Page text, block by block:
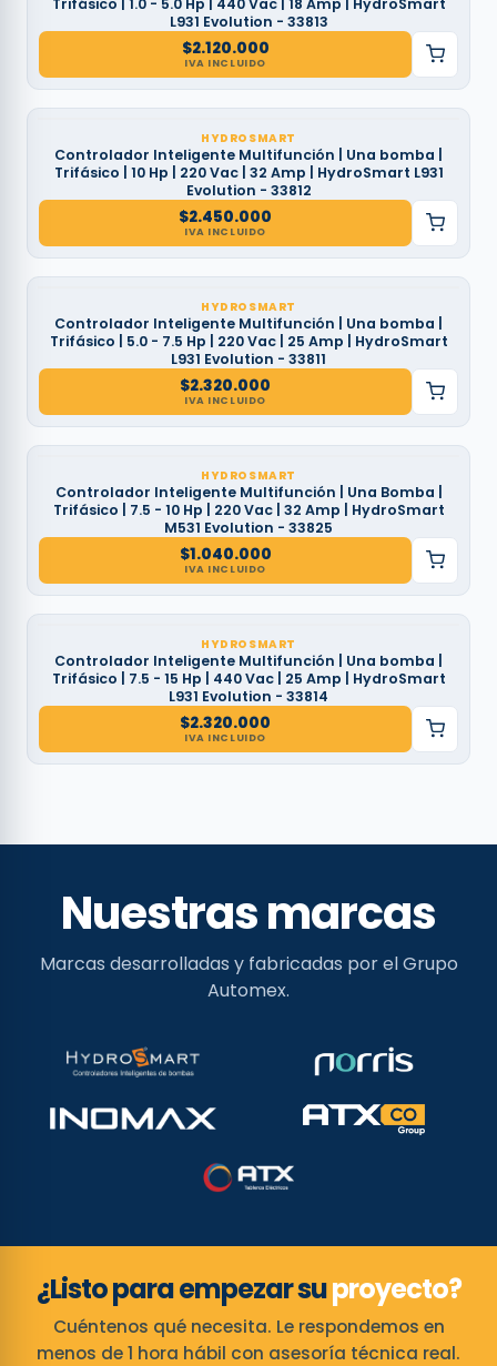
L931 Evolution - 33813
$2.120.000
IVA INCLUIDO
HYDROSMART
Controlador Inteligente Multifunción | Una bomba |
Trifásico | 10 Hp | 220 Vac | 32 Amp | HydroSmart L931
Evolution - 33812
$2.450.000
IVA INCLUIDO
HYDROSMART
Controlador Inteligente Multifunción | Una bomba |
Trifásico | 5.0 - 7.5 Hp | 220 Vac | 25 Amp | HydroSmart
L931 Evolution - 33811
$2.320.000
IVA INCLUIDO
HYDROSMART
Controlador Inteligente Multifunción | Una Bomba |
Trifásico | 7.5 - 10 Hp | 220 Vac | 32 Amp | HydroSmart
M531 Evolution - 33825
$1.040.000
IVA INCLUIDO
HYDROSMART
Controlador Inteligente Multifunción | Una bomba |
Trifásico | 7.5 - 15 Hp | 440 Vac | 25 Amp | HydroSmart
L931 Evolution - 33814
$2.320.000
IVA INCLUIDO
Nuestras marcas
Marcas desarrolladas y fabricadas por el Grupo
Automex.
¿Listo para empezar suproyecto?
Cuéntenos qué necesita. Le respondemos en
menos de 1 hora hábil con asesoría técnica real.